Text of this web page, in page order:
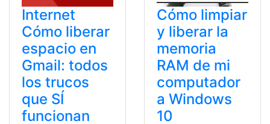
Internet
Cómo liberar
espacio en
Gmail: todos
los trucos
que SÍ
funcionan
Cómo limpiar
y liberar la
memoria
RAM de mi
computador
a Windows
10